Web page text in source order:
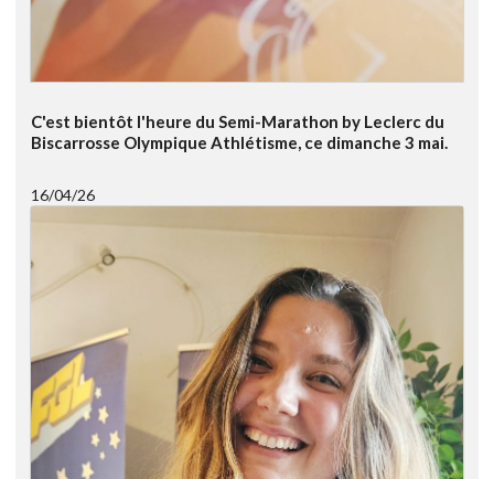
C'est bientôt l'heure du Semi-Marathon by Leclerc du
Biscarrosse Olympique Athlétisme, ce dimanche 3 mai.
16/04/26